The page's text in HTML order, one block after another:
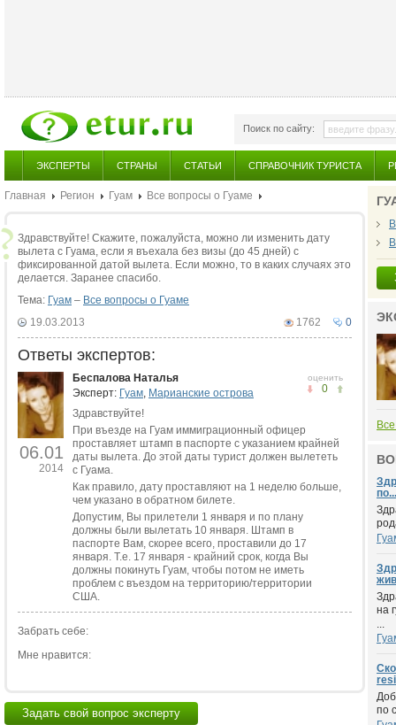
Поиск по сайту:
ЭКСПЕРТЫ СТРАНЫ СТАТЬИ СПРАВОЧНИК ТУРИСТА
Главная Регион Гуам Все вопросы о Гуаме
Здравствуйте! Скажите, пожалуйста, можно ли изменить дату
вылета с Гуама, если я въехала без визы (до 45 дней) с
фиксированной датой вылета. Если можно, то в каких случаях это
делается. Заранее спасибо.
Тема: Гуам – Все вопросы о Гуаме
0
1762
19.03.2013
Ответы экспертов:
06.01
2014
оценить
0
Беспалова Наталья
Эксперт: Гуам, Марианские острова
Здравствуйте!
При въезде на Гуам иммиграционный офицер
проставляет штамп в паспорте с указанием крайней
даты вылета. До этой даты турист должен вылететь
с Гуама.
Как правило, дату проставляют на 1 неделю больше,
чем указано в обратном билете.
Допустим, Вы прилетели 1 января и по плану
должны были вылетать 10 января. Штамп в
паспорте Вам, скорее всего, проставили до 17
января. Т.е. 17 января - крайний срок, когда Вы
должны покинуть Гуам, чтобы потом не иметь
проблем с въездом на территорию/территории
США.
Забрать себе:
Мне нравится:
Задать свой вопрос эксперту
по...
на
...
по